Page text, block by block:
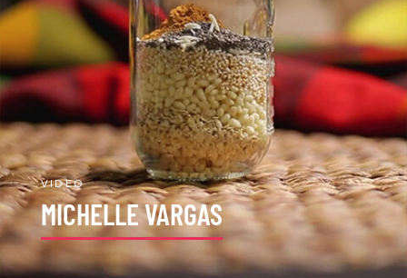
VIDEO
MICHELLE VARGAS